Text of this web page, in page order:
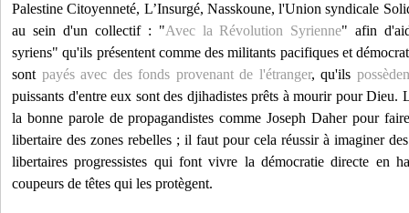
Palestine Citoyenneté, L’Insurgé, Nasskoune, l'Union syndicale
au sein d'un collectif : "Avec la Révolution Syrienne" afin
syriens" qu'ils présentent comme des militants pacifiques et
sont payés avec des fonds provenant de l'étranger, qu'ils
puissants d'entre eux sont des djihadistes prêts à mourir pour
la bonne parole de propagandistes comme Joseph Daher pour
libertaire des zones rebelles ; il faut pour cela réussir à imaginer
libertaires progressistes qui font vivre la démocratie directe en
coupeurs de têtes qui les protègent.